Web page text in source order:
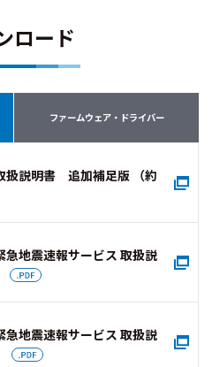
ロード
ファームウェア・ドライバー
説明書 追加補足版 （約
地震速報サービス 取扱説
地震速報サービス 取扱説